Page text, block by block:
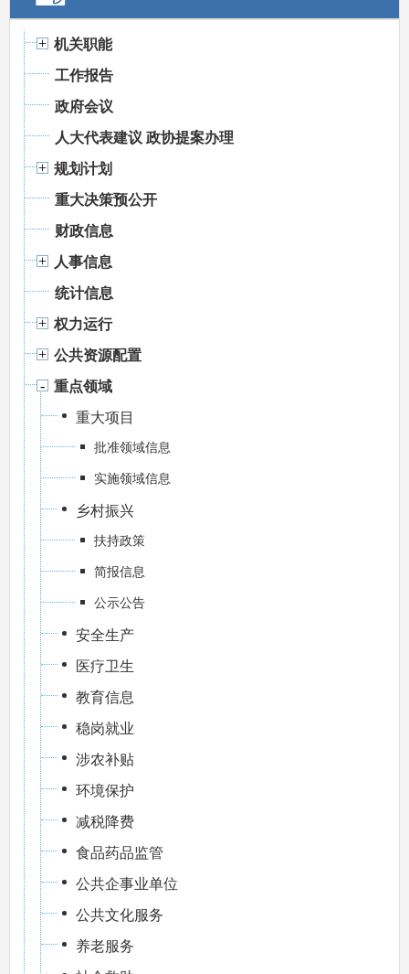
机关职能
工作报告
政府会议
人大代表建议 政协提案办理
规划计划
重大决策预公开
财政信息
人事信息
统计信息
权力运行
公共资源配置
重点领域
重大项目
批准领域信息
实施领域信息
乡村振兴
扶持政策
简报信息
公示公告
安全生产
医疗卫生
教育信息
稳岗就业
涉农补贴
环境保护
减税降费
食品药品监管
公共企事业单位
公共文化服务
养老服务